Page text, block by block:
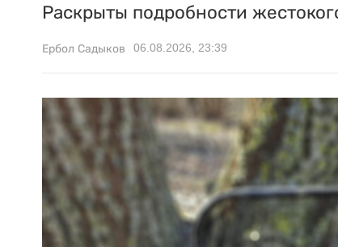
Раскрыты подробности
Ербол Садыков 06.08.2026, 23:39